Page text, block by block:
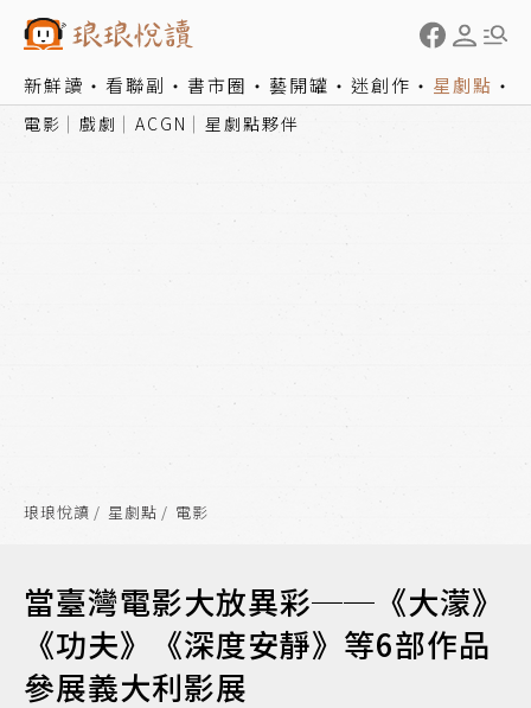
新鮮讀 看聯副 書市圈 藝開罐 迷創作 星劇點
電影 戲劇 ACGN 星劇點夥伴
琅琅悅讀 星劇點 電影
當臺灣電影大放異彩──《大濛》
《功夫》《深度安靜》等6部作品
參展義大利影展